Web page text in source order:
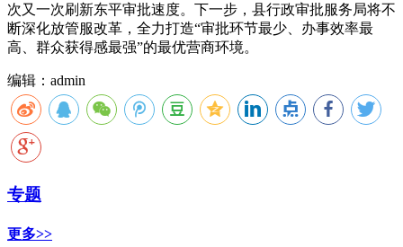
次又一次刷新东平审批速度。下一步，县行政审批服务局将不
断深化放管服改革，全力打造“审批环节最少、办事效率最
高、群众获得感最强”的最优营商环境。
编辑：admin
专题
更多>>